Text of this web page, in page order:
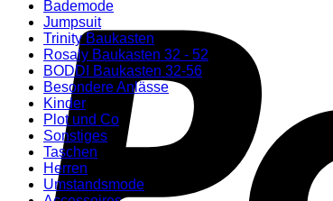
Bademode
Jumpsuit
Trinity Baukasten
Rosaly Baukasten 32 - 52
BODDI Baukasten 32-56
Besondere Anlässe
Kinder
Plot und Co
Sonstiges
Taschen
Herren
Umstandsmode